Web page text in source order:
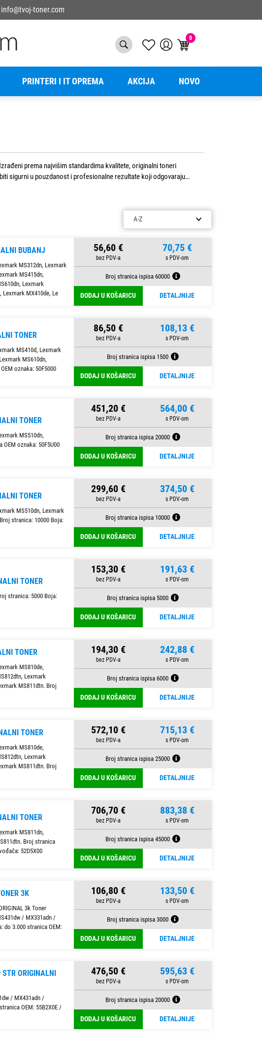
info@tvoj-toner.com
0
PRINTERI I IT OPREMA AKCIJA NOVO
prema najvišim standardima kvalitete, originalni toneri
sigurni u pouzdanost i profesionalne rezultate koji odgovaraju
BUBANJ
MS312dn, Lexmark
MS415dn,
Lexmark
Lexmark MX410de, Le
56,60 € 70,75 €
Broj stranica ispisa 60000
DODAJ U KOŠARICU DETALJNIJE
TONER
MS410d, Lexmark
MS610dn,
oznaka: 50F5000
86,50 € 108,13 €
Broj stranica ispisa 1500
DODAJ U KOŠARICU DETALJNIJE
TONER
MS510dn,
OEM oznaka: 50F5U00
451,20 € 564,00 €
Broj stranica ispisa 20000
DODAJ U KOŠARICU DETALJNIJE
TONER
MS510dn, Lexmark
stranica: 10000 Boja:
299,60 € 374,50 €
Broj stranica ispisa 10000
DODAJ U KOŠARICU DETALJNIJE
TONER
stranica: 5000 Boja:
153,30 € 191,63 €
Broj stranica ispisa 5000
DODAJ U KOŠARICU DETALJNIJE
TONER
MS810de,
Lexmark
MS811dtn. Broj
194,30 € 242,88 €
Broj stranica ispisa 6000
DODAJ U KOŠARICU DETALJNIJE
TONER
MS810de,
Lexmark
MS811dtn. Broj
572,10 € 715,13 €
Broj stranica ispisa 25000
DODAJ U KOŠARICU DETALJNIJE
TONER
MS811dn,
Broj stranica
52D5X00
706,70 € 883,38 €
Broj stranica ispisa 45000
DODAJ U KOŠARICU DETALJNIJE
3K
3k Toner
/ MX331adn /
do 3.000 stranica OEM:
106,80 € 133,50 €
Broj stranica ispisa 3000
DODAJ U KOŠARICU DETALJNIJE
ORIGINALNI
/ MX431adn /
OEM: 55B2X0E /
476,50 € 595,63 €
Broj stranica ispisa 20000
DODAJ U KOŠARICU DETALJNIJE